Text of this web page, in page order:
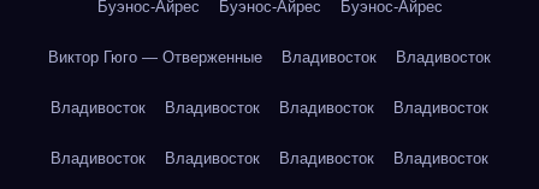
Буэнос-Айрес Буэнос-Айрес Буэнос-Айрес
Виктор Гюго — Отверженные Владивосток Владивосток
Владивосток Владивосток Владивосток Владивосток
Владивосток Владивосток Владивосток Владивосток